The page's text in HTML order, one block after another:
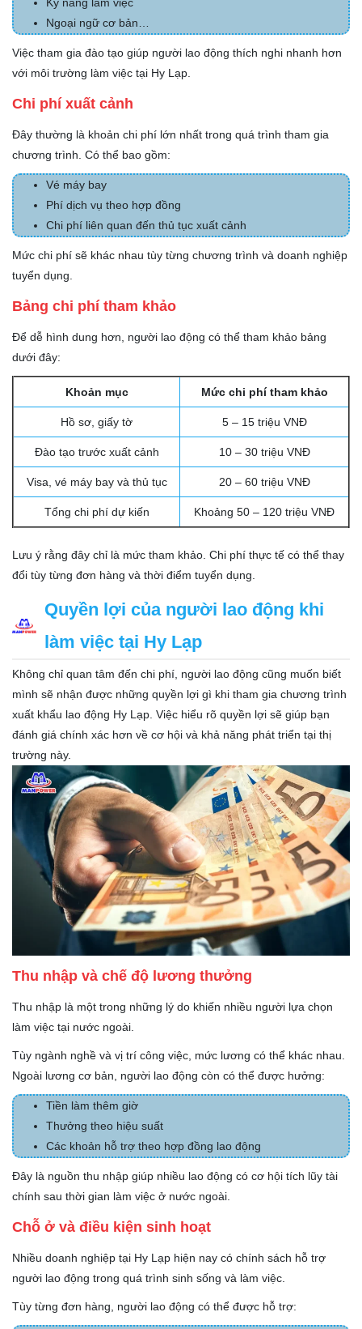
Ngoại ngữ cơ bản…
Việc tham gia đào tạo giúp người lao động thích nghi nhanh hơn
với môi trường làm việc tại Hy Lạp.
Chi phí xuất cảnh
Đây thường là khoản chi phí lớn nhất trong quá trình tham gia
chương trình. Có thể bao gồm:
Vé máy bay
Phí dịch vụ theo hợp đồng
Chi phí liên quan đến thủ tục xuất cảnh
Mức chi phí sẽ khác nhau tùy từng chương trình và doanh nghiệp
tuyển dụng.
Bảng chi phí tham khảo
Để dễ hình dung hơn, người lao động có thể tham khảo bảng
dưới đây:
Khoản mục Mức chi phí tham khảo
Hồ sơ, giấy tờ 5 – 15 triệu VNĐ
Đào tạo trước xuất cảnh 10 – 30 triệu VNĐ
Visa, vé máy bay và thủ tục 20 – 60 triệu VNĐ
Tổng chi phí dự kiến Khoảng 50 – 120 triệu VNĐ
Lưu ý rằng đây chỉ là mức tham khảo. Chi phí thực tế có thể thay
đổi tùy từng đơn hàng và thời điểm tuyển dụng.
Quyền lợi của người lao động khi
làm việc tại Hy Lạp
Không chỉ quan tâm đến chi phí, người lao động cũng muốn biết
mình sẽ nhận được những quyền lợi gì khi tham gia chương trình
xuất khẩu lao động Hy Lạp. Việc hiểu rõ quyền lợi sẽ giúp bạn
đánh giá chính xác hơn về cơ hội và khả năng phát triển tại thị
trường này.
Thu nhập và chế độ lương thưởng
Thu nhập là một trong những lý do khiến nhiều người lựa chọn
làm việc tại nước ngoài.
Tùy ngành nghề và vị trí công việc, mức lương có thể khác nhau.
Ngoài lương cơ bản, người lao động còn có thể được hưởng:
Tiền làm thêm giờ
Thưởng theo hiệu suất
Các khoản hỗ trợ theo hợp đồng lao động
Đây là nguồn thu nhập giúp nhiều lao động có cơ hội tích lũy tài
chính sau thời gian làm việc ở nước ngoài.
Chỗ ở và điều kiện sinh hoạt
Nhiều doanh nghiệp tại Hy Lạp hiện nay có chính sách hỗ trợ
người lao động trong quá trình sinh sống và làm việc.
Tùy từng đơn hàng, người lao động có thể được hỗ trợ: